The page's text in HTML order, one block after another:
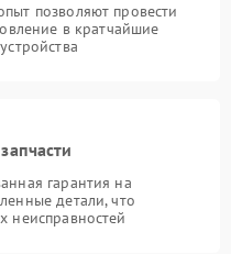
позволяют провести
в кратчайшие
гарантия на
детали, что
неисправностей